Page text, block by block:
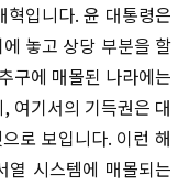
입니다. 윤 대통령은
놓고 상당 부분을 할
구에 매몰된 나라에는
여기서의 기득권은 대
로 보입니다. 이런 해
시스템에 매몰되는